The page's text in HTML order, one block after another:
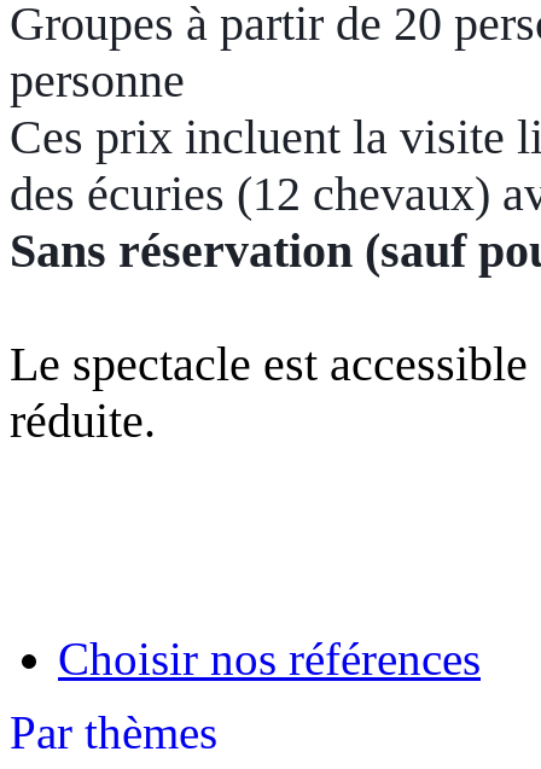
Groupes à partir de 20
personne
Ces prix incluent la visite
des écuries (12 chevaux)
Sans réservation (sauf
Le spectacle est
réduite.
Choisir nos références
Par thèmes